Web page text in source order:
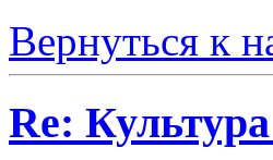
Вернуться к
Re: